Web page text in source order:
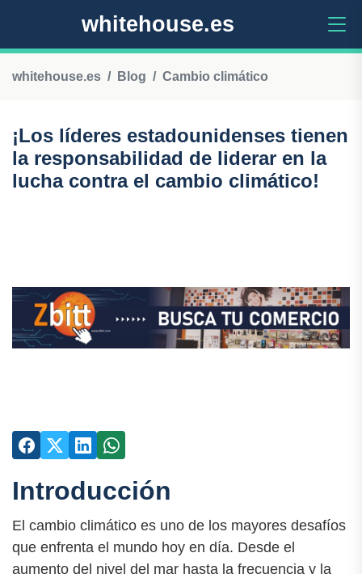
whitehouse.es
whitehouse.es Blog Cambio climático
¡Los líderes estadounidenses tienen
la responsabilidad de liderar en la
lucha contra el cambio climático!
Introducción
El cambio climático es uno de los mayores desafíos
que enfrenta el mundo hoy en día. Desde el
aumento del nivel del mar hasta la frecuencia y la